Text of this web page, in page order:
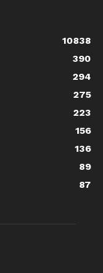
10838
390
294
275
223
156
136
89
87